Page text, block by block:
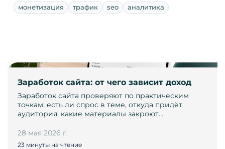
монетизация трафик seo аналитика
Заработок сайта: от чего зависит доход
Заработок сайта проверяют по практическим
точкам: есть ли спрос в теме, откуда придёт
аудитория, какие материалы закроют…
28 мая 2026 г.
23 минуты на чтение